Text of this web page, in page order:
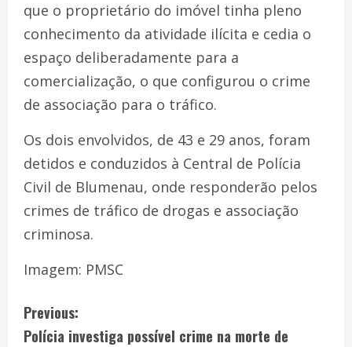
que o proprietário do imóvel tinha pleno
conhecimento da atividade ilícita e cedia o
espaço deliberadamente para a
comercialização, o que configurou o crime
de associação para o tráfico.
Os dois envolvidos, de 43 e 29 anos, foram
detidos e conduzidos à Central de Polícia
Civil de Blumenau, onde responderão pelos
crimes de tráfico de drogas e associação
criminosa.
Imagem: PMSC
Previous:
Polícia investiga possível crime na morte de